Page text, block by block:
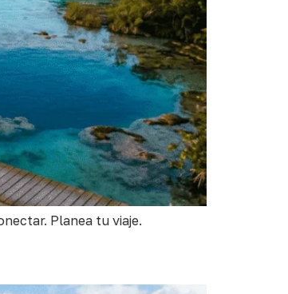
Planea tu viaje.